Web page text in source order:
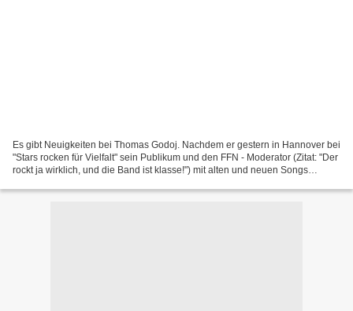
Es gibt Neuigkeiten bei Thomas Godoj. Nachdem er gestern in Hannover bei
"Stars rocken für Vielfalt" sein Publikum und den FFN - Moderator (Zitat: "Der
rockt ja wirklich, und die Band ist klasse!") mit alten und neuen Songs